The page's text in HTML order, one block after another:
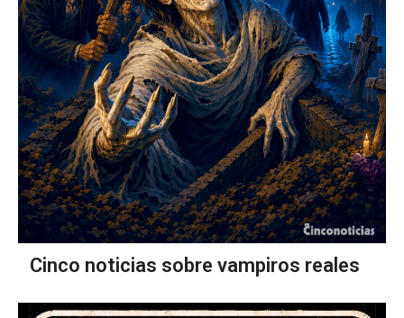
Cinco noticias sobre vampiros reales